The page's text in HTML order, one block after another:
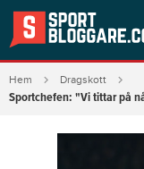
Hem Dragskott
Sportchefen: "Vi tittar på